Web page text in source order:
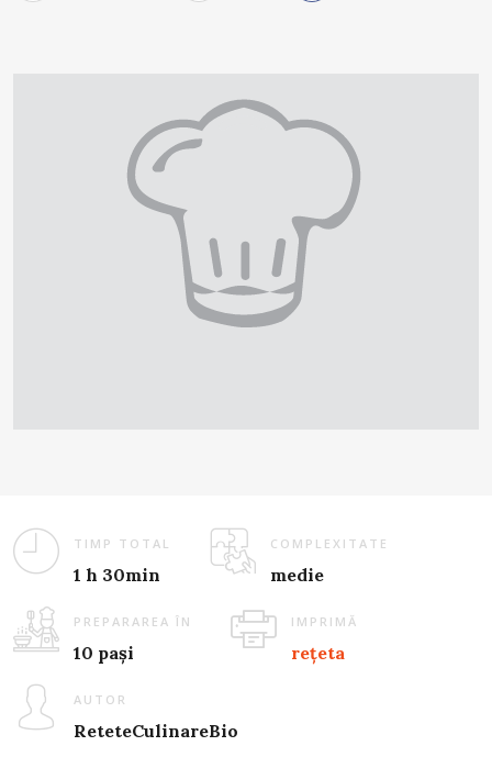
TIMP TOTAL
1 h 30min
COMPLEXITATE
medie
PREPARAREA ÎN
10 pași
IMPRIMĂ
rețeta
AUTOR
ReteteCulinareBio